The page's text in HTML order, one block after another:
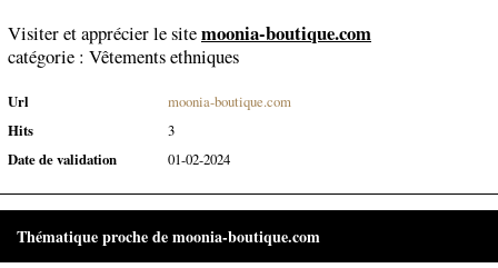
Visiter et apprécier le sitemoonia-boutique.com
catégorie : Vêtements ethniques
Url
moonia-boutique.com
Hits
3
Date de validation
01-02-2024
Thématique proche de moonia-boutique.com